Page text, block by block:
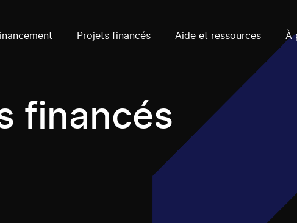
Projets financés Aide et ressources À
financés